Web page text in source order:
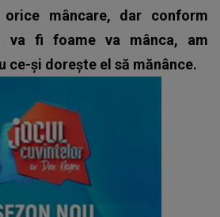
orice mâncare, dar conform
va fi foame va mânca, am
ce-și dorește el să mănânce.